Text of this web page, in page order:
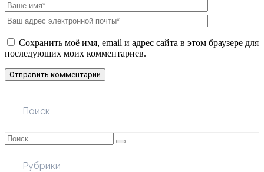
Сохранить моё имя, email и адрес сайта в этом браузере для
последующих моих комментариев.
Поиск
Рубрики